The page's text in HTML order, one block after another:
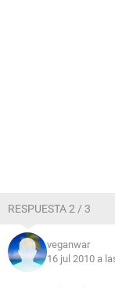
RESPUESTA 2 / 3
veganwar
16 jul 2010 a